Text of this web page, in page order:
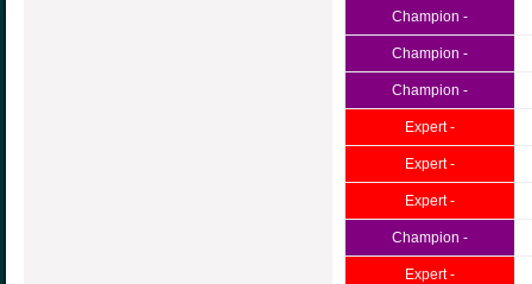
Champion -
Champion -
Champion -
Expert -
Expert -
Expert -
Champion -
Expert -